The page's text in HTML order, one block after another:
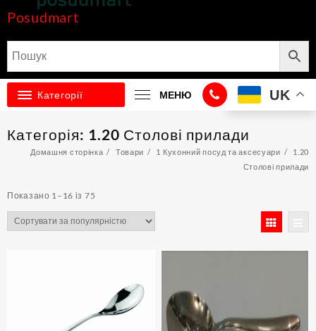
Posudmart
UK
Категорії МЕНЮ
Категорія: 1.20 Столові прилади
Домашня сторінка Товари 1 Кухонний посуд та аксесуари
1.20
Столові прилади
Показано 1–16 із 75
by
popularity